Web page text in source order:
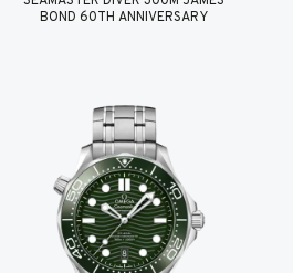
BOND 60TH ANNIVERSARY